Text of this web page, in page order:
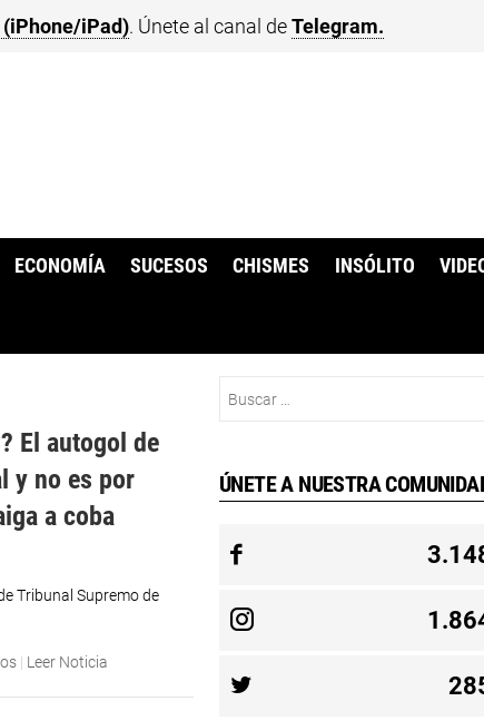
(iPhone/iPad). Únete al canal deTelegram.
ECONOMÍA SUCESOS CHISMES INSÓLITO
El autogol de
y no es por
a coba
Tribunal Supremo de
| Leer Noticia
ÚNETE A NUESTRA